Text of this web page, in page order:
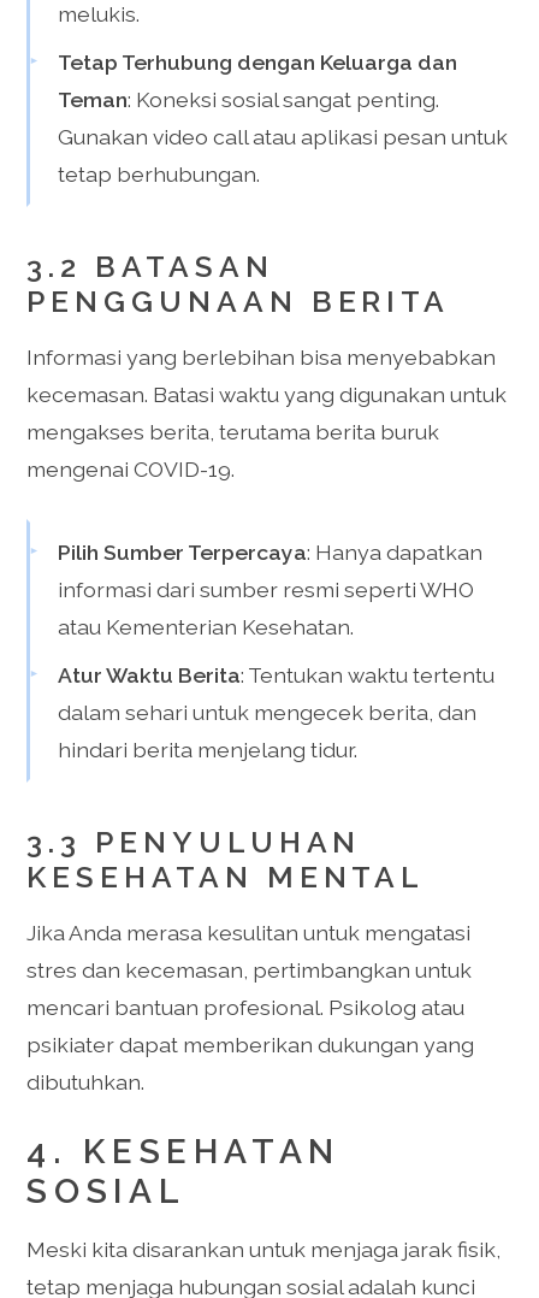
melukis.
Tetap Terhubung dengan Keluarga dan
Teman: Koneksi sosial sangat penting.
Gunakan video call atau aplikasi pesan untuk
tetap berhubungan.
3.2 BATASAN
PENGGUNAAN BERITA
Informasi yang berlebihan bisa menyebabkan
kecemasan. Batasi waktu yang digunakan untuk
mengakses berita, terutama berita buruk
mengenai COVID-19.
Pilih Sumber Terpercaya: Hanya dapatkan
informasi dari sumber resmi seperti WHO
atau Kementerian Kesehatan.
Atur Waktu Berita: Tentukan waktu tertentu
dalam sehari untuk mengecek berita, dan
hindari berita menjelang tidur.
3.3 PENYULUHAN
KESEHATAN MENTAL
Jika Anda merasa kesulitan untuk mengatasi
stres dan kecemasan, pertimbangkan untuk
mencari bantuan profesional. Psikolog atau
psikiater dapat memberikan dukungan yang
dibutuhkan.
4. KESEHATAN
SOSIAL
Meski kita disarankan untuk menjaga jarak fisik,
tetap menjaga hubungan sosial adalah kunci